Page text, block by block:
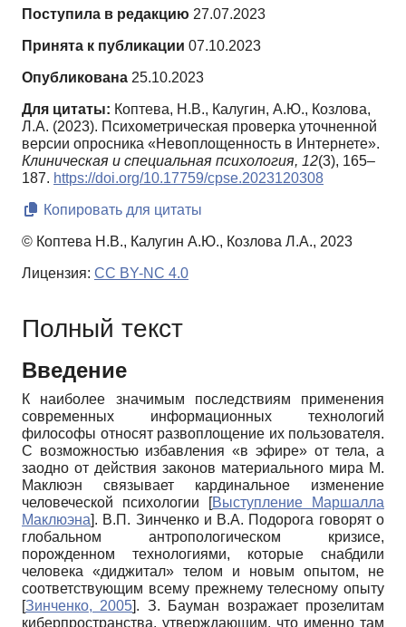
Поступила в редакцию 27.07.2023
Принята к публикации 07.10.2023
Опубликована 25.10.2023
Для цитаты: Коптева, Н.В., Калугин, А.Ю., Козлова,
Л.А. (2023). Психометрическая проверка уточненной
версии опросника «Невоплощенность в Интернете».
Клиническая и специальная психология, 12(3), 165–
187. https://doi.org/10.17759/cpse.2023120308
Копировать для цитаты
© Коптева Н.В., Калугин А.Ю., Козлова Л.А., 2023
Лицензия: CC BY-NC 4.0
Полный текст
Введение
К наиболее значимым последствиям применения
современных информационных технологий
философы относят развоплощение их пользователя.
С возможностью избавления «в эфире» от тела, а
заодно от действия законов материального мира М.
Маклюэн связывает кардинальное изменение
человеческой психологии
[Выступление Маршалла
Маклюэна]. В.П. Зинченко и В.А. Подорога говорят о
глобальном антропологическом кризисе,
порожденном технологиями, которые снабдили
человека «диджитал» телом и новым опытом, не
соответствующим всему прежнему телесному опыту
[Зинченко, 2005]. З. Бауман возражает прозелитам
киберпространства, утверждающим, что именно там